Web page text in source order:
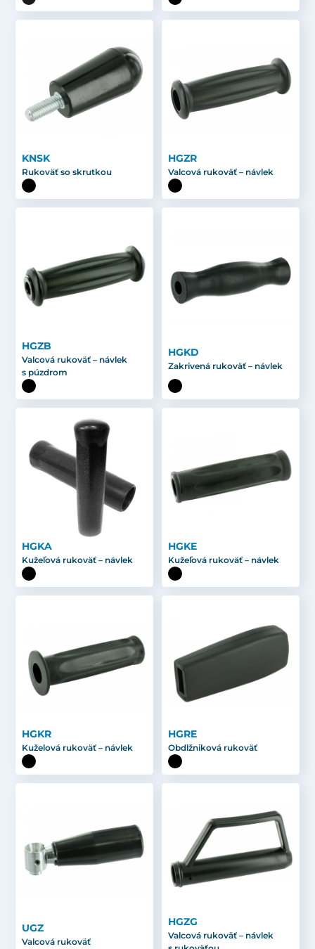
KNSK
Rukoväť so skrutkou
HGZR
Valcová rukoväť – návlek
HGZB
Valcová rukoväť – návlek
s púzdrom
HGKD
Zakrivená rukoväť – návlek
HGKA
Kužeľová rukoväť – návlek
HGKE
Kužeľová rukoväť – návlek
HGKR
Kuželová rukoväť – návlek
HGRE
Obdlžniková rukoväť
UGZ
Valcová rukoväť
HGZG
Valcová rukoväť – návlek